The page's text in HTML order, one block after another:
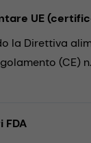
UE
la Direttiva
(CE)
FDA